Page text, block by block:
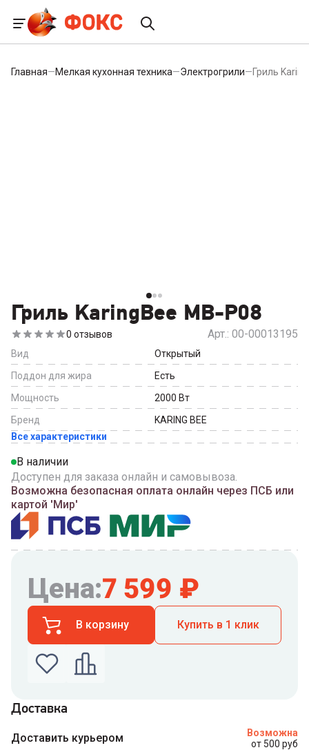
Главная—Мелкая кухонная техника—Электрогрили—Гриль
Гриль KaringBee MB-P08
0 отзывов Арт.: 00-00013195
Вид
Открытый
Поддон для жира
Есть
Мощность
2000 Вт
Бренд
KARING BEE
Все характеристики
В наличии
Доступен для заказа онлайн и самовывоза.
Возможна безопасная оплата онлайн через ПСБ или
картой 'Мир'
Цена:7 599 ₽
В корзину Купить в 1 клик
связаться с вами
Доставка
Доставить курьером
Возможна
от 500 руб